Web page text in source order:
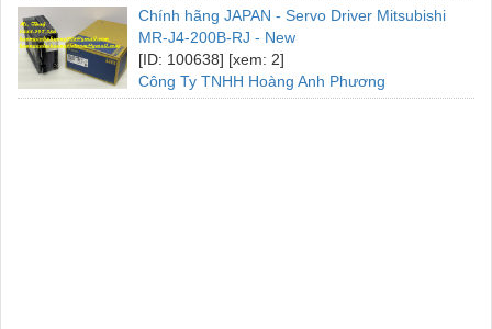
Chính hãng JAPAN - Servo Driver Mitsubishi
MR-J4-200B-RJ - New
[ID: 100638] [xem: 2]
Công Ty TNHH Hoàng Anh Phương